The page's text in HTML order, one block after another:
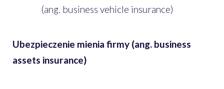
(ang. business vehicle insurance)
Ubezpieczenie mienia firmy (ang. business
assets insurance)